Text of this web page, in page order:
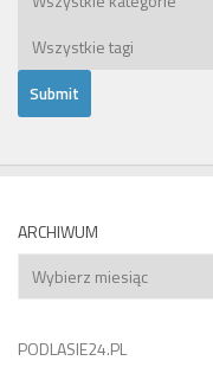
ARCHIWUM
Archiwum
PODLASIE24.PL